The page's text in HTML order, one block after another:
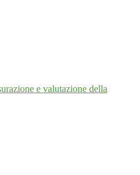
e valutazione della